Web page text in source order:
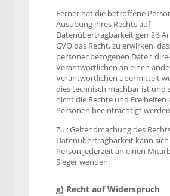
Ferner hat die betroffene
Ausübung ihres Rechts auf
Datenübertragbarkeit gemäß
GVO das Recht, zu erwirken,
personenbezogenen Daten
Verantwortlichen an einen
Verantwortlichen übermittelt
dies technisch machbar ist und
nicht die Rechte und Freiheiten
Personen beeinträchtigt
Zur Geltendmachung des
Datenübertragbarkeit kann
Person jederzeit an einen
Sieger wenden.
g) Recht auf Widerspruch